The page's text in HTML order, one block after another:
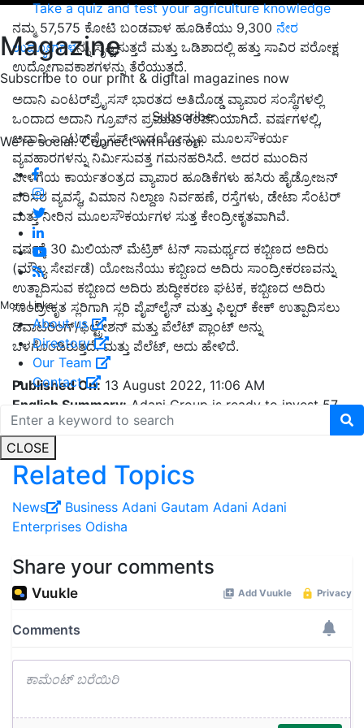
Take a quiz and test your agriculture knowledge
Magazine
Subscribe to our print & digital magazines now
Subscribe
We're social. Connect with us on:
More Links
About us
Directory
Our Team
Contact
CLOSE
ನಮ್ಮ 57,575 ಕೋಟಿ ಬಂಡವಾಳ ಹೂಡಿಕೆಯು 9,300 ನೇರ
ಉದ್ಯೋಗಗಳನ್ನು ಸೃಷ್ಟಿಸುತ್ತದೆ ಮತ್ತು ಒಡಿಶಾದಲ್ಲಿ ಹತ್ತು ಸಾವಿರ ಪರೋಕ್ಷ
ಉದ್ಯೋಗಾವಕಾಶಗಳನ್ನು ತೆರೆಯುತ್ತದೆ.
ಅದಾನಿ ಎಂಟರ್‌ಪ್ರೈಸಸ್ ಭಾರತದ ಅತಿದೊಡ್ಡ ವ್ಯಾಪಾರ ಸಂಸ್ಥೆಗಳಲ್ಲಿ
ಒಂದಾದ ಅದಾನಿ ಗ್ರೂಪ್‌ನ ಪ್ರಮುಖ ಕಂಪನಿಯಾಗಿದೆ. ವರ್ಷಗಳಲ್ಲಿ,
ಅದಾನಿ ಎಂಟರ್‌ಪ್ರೈಸಸ್ ಉದಯೋನ್ಮುಖ ಮೂಲಸೌಕರ್ಯ
ವ್ಯವಹಾರಗಳನ್ನು ನಿರ್ಮಿಸುವತ್ತ ಗಮನಹರಿಸಿದೆ. ಅದರ ಮುಂದಿನ
ಪೀಳಿಗೆಯ ಕಾರ್ಯತಂತ್ರದ ವ್ಯಾಪಾರ ಹೂಡಿಕೆಗಳು ಹಸಿರು ಹೈಡ್ರೋಜನ್
ಪರಿಸರ ವ್ಯವಸ್ಥೆ, ವಿಮಾನ ನಿಲ್ದಾಣ ನಿರ್ವಹಣೆ, ರಸ್ತೆಗಳು, ಡೇಟಾ ಸೆಂಟರ್
ಮತ್ತು ನೀರಿನ ಮೂಲಸೌಕರ್ಯಗಳ ಸುತ್ತ ಕೇಂದ್ರೀಕೃತವಾಗಿವೆ.
ವರ್ಷಕ್ಕೆ 30 ಮಿಲಿಯನ್ ಮೆಟ್ರಿಕ್ ಟನ್ ಸಾಮರ್ಥ್ಯದ ಕಬ್ಬಿಣದ ಅದಿರು
(ಮೌಲ್ಯ ಸೇರ್ಪಡೆ) ಯೋಜನೆಯು ಕಬ್ಬಿಣದ ಅದಿರು ಸಾಂದ್ರೀಕರಣವನ್ನು
ಉತ್ಪಾದಿಸುವ ಕಬ್ಬಿಣದ ಅದಿರು ಶುದ್ಧೀಕರಣ ಘಟಕ, ಕಬ್ಬಿಣದ ಅದಿರು
ಸಾಂದ್ರೀಕೃತ ಸ್ಲರಿಗಾಗಿ ಸ್ಲರಿ ಪೈಪ್‌ಲೈನ್ ಮತ್ತು ಫಿಲ್ಟರ್ ಕೇಕ್ ಉತ್ಪಾದಿಸಲು
ಡಿವಾಟರಿಂಗ್/ಫಿಲ್ಟ್ರೇಶನ್ ಮತ್ತು ಪೆಲೆಟ್ ಪ್ಲಾಂಟ್ ಅನ್ನು
ಒಳಗೊಂಡಿರುತ್ತದೆ. ಮತ್ತು ಪೆಲೆಟ್, ಅದು ಹೇಳಿದೆ.
Published On: 13 August 2022, 11:06 AM
English Summary: Adani Group is ready to invest 57
thousand crores in this state
Related Topics
News Business Adani Gautam Adani Adani
Enterprises Odisha
Share your comments